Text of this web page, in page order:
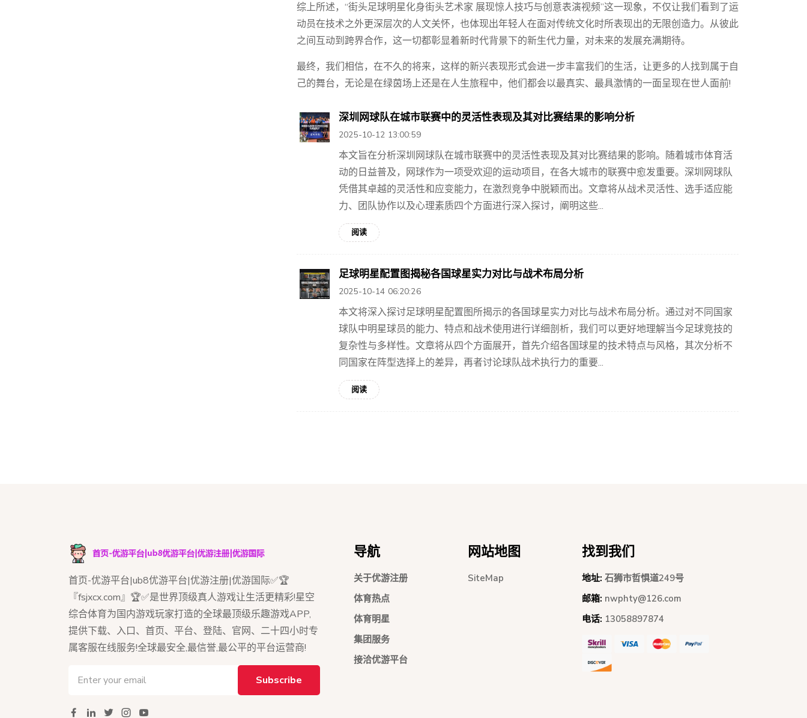
综上所述，“街头足球明星化身街头艺术家 展现惊人技巧与创意表演视频”这一现象，不仅让我们看到了运
动员在技术之外更深层次的人文关怀，也体现出年轻人在面对传统文化时所表现出的无限创造力。从彼此
之间互动到跨界合作，这一切都彰显着新时代背景下的新生代力量，对未来的发展充满期待。
最终，我们相信，在不久的将来，这样的新兴表现形式会进一步丰富我们的生活，让更多的人找到属于自
己的舞台，无论是在绿茵场上还是在人生旅程中，他们都会以最真实、最具激情的一面呈现在世人面前!
深圳网球队在城市联赛中的灵活性表现及其对比赛结果的影响分析
2025-10-12 13:00:59
本文旨在分析深圳网球队在城市联赛中的灵活性表现及其对比赛结果的影响。随着城市体育活
动的日益普及，网球作为一项受欢迎的运动项目，在各大城市的联赛中愈发重要。深圳网球队
凭借其卓越的灵活性和应变能力，在激烈竞争中脱颖而出。文章将从战术灵活性、选手适应能
力、团队协作以及心理素质四个方面进行深入探讨，阐明这些...
阅读
足球明星配置图揭秘各国球星实力对比与战术布局分析
2025-10-14 06:20:26
本文将深入探讨足球明星配置图所揭示的各国球星实力对比与战术布局分析。通过对不同国家
球队中明星球员的能力、特点和战术使用进行详细剖析，我们可以更好地理解当今足球竞技的
复杂性与多样性。文章将从四个方面展开，首先介绍各国球星的技术特点与风格，其次分析不
同国家在阵型选择上的差异，再者讨论球队战术执行力的重要...
阅读
首页-优游平台|ub8优游平台|优游注册|优游国际✅🏆
『fsjxcx.com』🏆✅是世界顶级真人游戏让生活更精彩!星空
综合体育为国内游戏玩家打造的全球最顶级乐趣游戏APP,
提供下载、入口、首页、平台、登陆、官网、二十四小时专
属客服在线服务!全球最安全,最信誉,最公平的平台运营商!
Subscribe
导航
关于优游注册
体育热点
体育明星
集团服务
接洽优游平台
网站地图
SiteMap
找到我们
地址: 石狮市哲惧道249号
邮箱: nwphty@126.com
电话: 13058897874